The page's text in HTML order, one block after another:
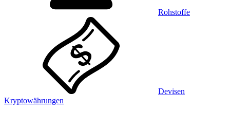
Rohstoffe
Devisen
Kryptowährungen